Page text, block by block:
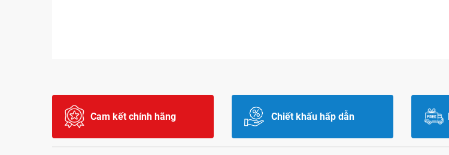
Cam kết chính hãng Chiết khấu hấp dẫn